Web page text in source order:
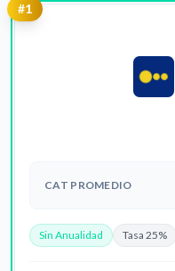
#1
CAT PROMEDIO
Sin Anualidad Tasa 25%